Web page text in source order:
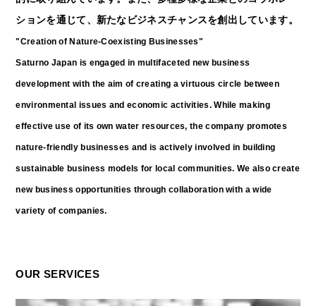
"Creation of Nature-Coexisting Businesses"
Saturno Japan is engaged in multifaceted new business
development with the aim of creating a virtuous circle between
environmental issues and economic activities. While making
effective use of its own water resources, the company promotes
nature-friendly businesses and is actively involved in building
sustainable business models for local communities. We also create
new business opportunities through collaboration with a wide
variety of companies.
ションを通じて、新たなビジネスチャンスを創出しています。
OUR SERVICES